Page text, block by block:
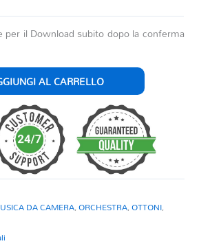
per il Download subito dopo la conferma
AL CARRELLO
DA CAMERA,ORCHESTRA,OTTONI,